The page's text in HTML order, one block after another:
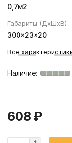
0,7м2
Габариты (ДхШхВ)
300×23×20
Все
608 ₽